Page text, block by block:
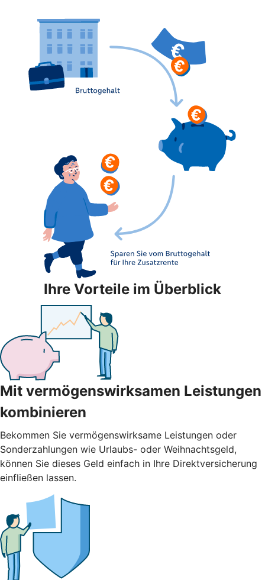
Ihre Vorteile im Überblick
Mit vermögenswirksamen Leistungen
kombinieren
Bekommen Sie vermögenswirksame Leistungen oder
Sonderzahlungen wie Urlaubs- oder Weihnachtsgeld,
können Sie dieses Geld einfach in Ihre Direktversicherung
einfließen lassen.